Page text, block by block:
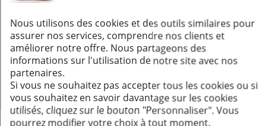
Ajouter au panier
Nous utilisons des cookies et des outils similaires pour
assurer nos services, comprendre nos clients et
améliorer notre offre. Nous partageons des
informations sur l'utilisation de notre site avec nos
partenaires.
Si vous ne souhaitez pas accepter tous les cookies ou si
vous souhaitez en savoir davantage sur les cookies
utilisés, cliquez sur le bouton "Personnaliser".Vous
pourrez modifier votre choix à tout moment.